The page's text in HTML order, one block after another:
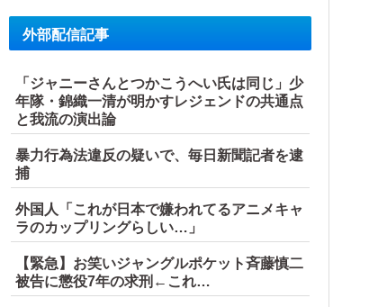
外部配信記事
「ジャニーさんとつかこうへい氏は同じ」少
年隊・錦織一清が明かすレジェンドの共通点
と我流の演出論
暴力行為法違反の疑いで、毎日新聞記者を逮
捕
外国人「これが日本で嫌われてるアニメキャ
ラのカップリングらしい…」
【緊急】お笑いジャングルポケット斉藤慎二
被告に懲役7年の求刑←これ…